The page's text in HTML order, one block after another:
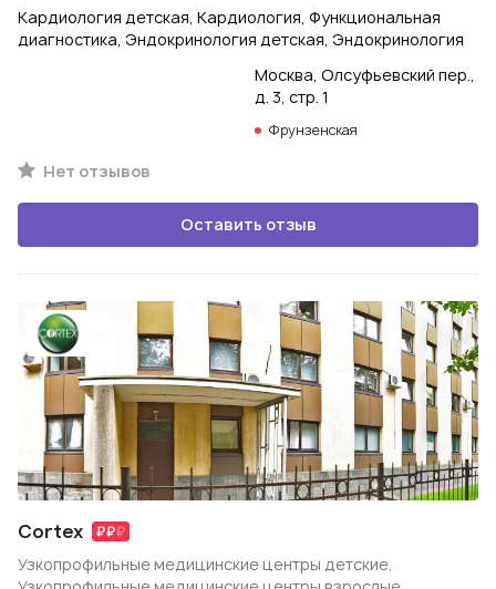
Кардиология детская, Кардиология, Функциональная
диагностика, Эндокринология детская, Эндокринология
Москва, Олсуфьевский пер.,
д. 3, стр. 1
Фрунзенская
Нет отзывов
Оставить отзыв
Cortex
Узкопрофильные медицинские центры детские,